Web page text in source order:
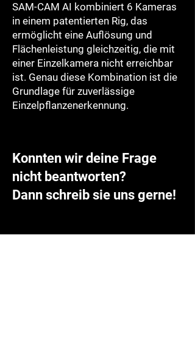
SAM-CAM AI kombiniert 6 Kameras
in einem patentierten Rig, das
ermöglicht eine Auflösung und
Flächenleistung gleichzeitig, die mit
einer Einzelkamera nicht erreichbar
ist. Genau diese Kombination ist die
Grundlage für zuverlässige
Einzelpflanzenerkennung.
Konnten wir deine Frage
nicht beantworten?
Dann schreib sie uns gerne!